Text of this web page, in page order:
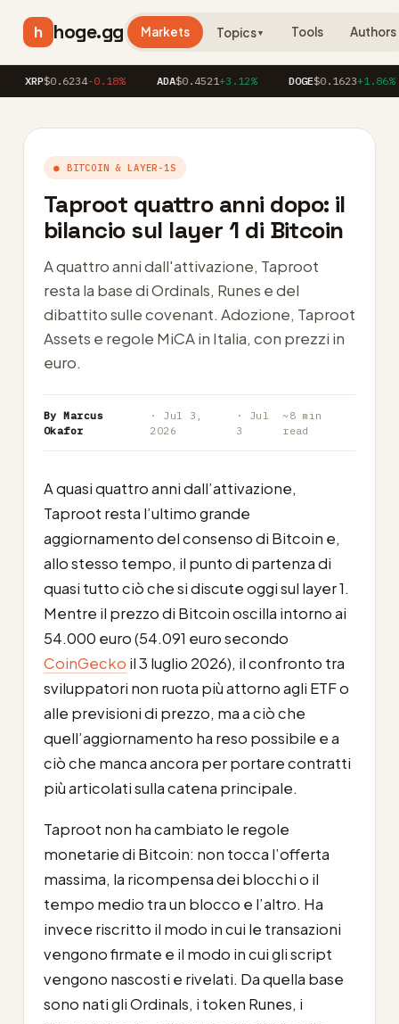
h hoge.gg Markets Topics▼ Tools Authors
$0.6234-0.18% ADA $0.4521+3.12% DOGE $0.1623+1.86%
● BITCOIN & LAYER-1S
Taproot quattro anni dopo: il
bilancio sul layer 1 di Bitcoin
A quattro anni dall'attivazione, Taproot
resta la base di Ordinals, Runes e del
dibattito sulle covenant. Adozione, Taproot
Assets e regole MiCA in Italia, con prezzi in
euro.
By Marcus
Okafor
· Jul 3,
2026
· Jul
3
~8 min
read
A quasi quattro anni dall’attivazione,
Taproot resta l’ultimo grande
aggiornamento del consenso di Bitcoin e,
allo stesso tempo, il punto di partenza di
quasi tutto ciò che si discute oggi sul layer 1.
Mentre il prezzo di Bitcoin oscilla intorno ai
54.000 euro (54.091 euro secondo
CoinGecko il 3 luglio 2026), il confronto tra
sviluppatori non ruota più attorno agli ETF o
alle previsioni di prezzo, ma a ciò che
quell’aggiornamento ha reso possibile e a
ciò che manca ancora per portare contratti
più articolati sulla catena principale.
Taproot non ha cambiato le regole
monetarie di Bitcoin: non tocca l’offerta
massima, la ricompensa dei blocchi o il
tempo medio tra un blocco e l’altro. Ha
invece riscritto il modo in cui le transazioni
vengono firmate e il modo in cui gli script
vengono nascosti e rivelati. Da quella base
sono nati gli Ordinals, i token Runes, i